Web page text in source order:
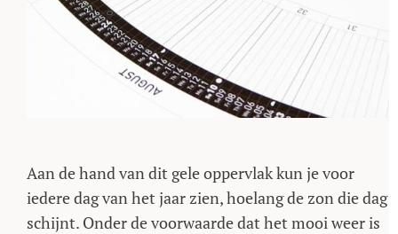
Aan de hand van dit gele oppervlak kun je voor
iedere dag van het jaar zien, hoelang de zon die dag
schijnt. Onder de voorwaarde dat het mooi weer is